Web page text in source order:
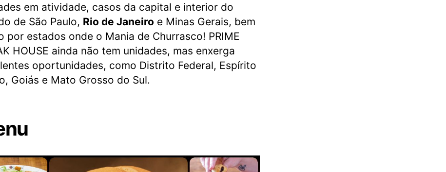
em atividade, casos da capital e interior do
de São Paulo, Rio de Janeiro e Minas Gerais, bem
por estados onde o Mania de Churrasco! PRIME
HOUSE ainda não tem unidades, mas enxerga
oportunidades, como Distrito Federal, Espírito
Goiás e Mato Grosso do Sul.